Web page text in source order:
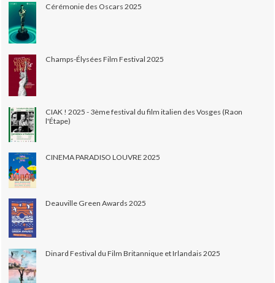
Cérémonie des Oscars 2025
Champs-Élysées Film Festival 2025
CIAK ! 2025 - 3ème festival du film italien des Vosges (Raon
l'Étape)
CINEMA PARADISO LOUVRE 2025
Deauville Green Awards 2025
Dinard Festival du Film Britannique et Irlandais 2025